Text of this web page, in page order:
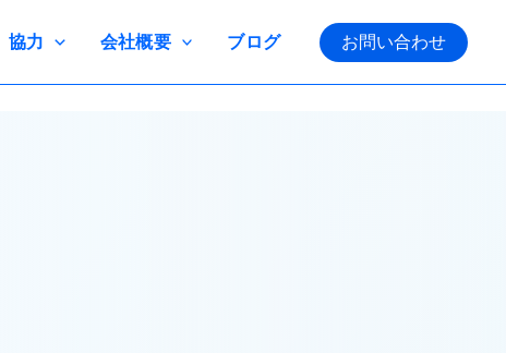
協力 会社概要 ブログ お問い合わせ